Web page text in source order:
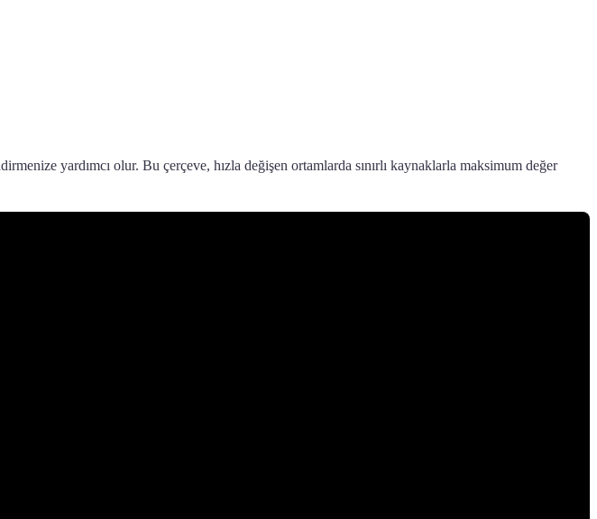
yardımcı olur. Bu çerçeve, hızla değişen ortamlarda sınırlı kaynaklarla maksimum değer